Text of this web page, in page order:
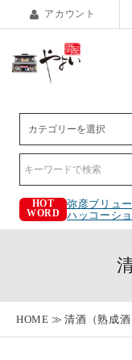
アカウント
HOT
WORD
弥彦ブリュ
ハッコーシ
HOME 清酒（熟成酒